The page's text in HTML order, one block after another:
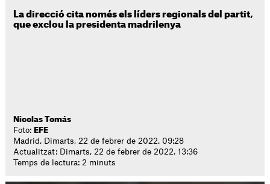
La direcció cita només els líders regionals del partit,
que exclou la presidenta madrilenya
Nicolas Tomás
Foto: EFE
Madrid. Dimarts, 22 de febrer de 2022. 09:28
Actualitzat: Dimarts, 22 de febrer de 2022. 13:36
Temps de lectura: 2 minuts